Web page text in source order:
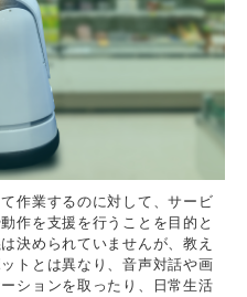
作業するのに対して、サービ
作を支援を行うことを目的と
決められていませんが、教え
トとは異なり、音声対話や画
ションを取ったり、日常生活